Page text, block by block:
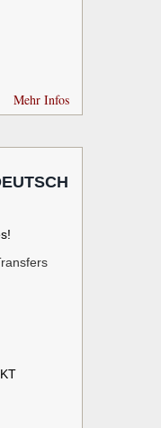
Mehr Infos
!